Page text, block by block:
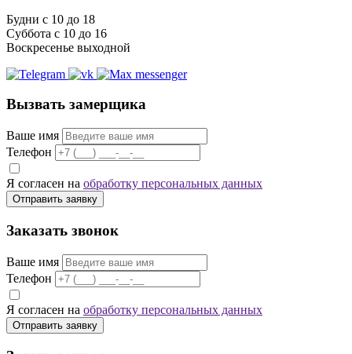
Будни с 10 до 18
Суббота с 10 до 16
Воскресенье выходной
Вызвать замерщика
Ваше имя
Телефон
Я согласен на обработку персональных данных
Отправить заявку
Заказать звонок
Ваше имя
Телефон
Я согласен на обработку персональных данных
Отправить заявку